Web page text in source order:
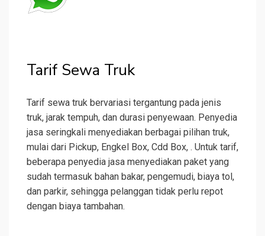
Tarif Sewa Truk
Tarif sewa truk bervariasi tergantung pada jenis
truk, jarak tempuh, dan durasi penyewaan. Penyedia
jasa seringkali menyediakan berbagai pilihan truk,
mulai dari Pickup, Engkel Box, Cdd Box, . Untuk tarif,
beberapa penyedia jasa menyediakan paket yang
sudah termasuk bahan bakar, pengemudi, biaya tol,
dan parkir, sehingga pelanggan tidak perlu repot
dengan biaya tambahan.